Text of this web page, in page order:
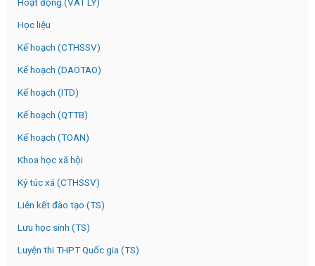
Học liệu
Kế hoạch (CTHSSV)
Kế hoạch (DAOTAO)
Kế hoạch (ITD)
Kế hoạch (QTTB)
Kế hoạch (TOAN)
Khoa học xã hội
Ký túc xá (CTHSSV)
Liên kết đào tạo (TS)
Lưu học sinh (TS)
Luyện thi THPT Quốc gia (TS)